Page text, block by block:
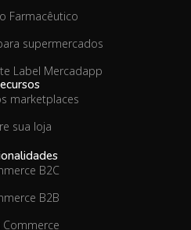
Farmacêutico
supermercados
Label Mercadapp
marketplaces
sua loja
B2C
B2B
Commerce